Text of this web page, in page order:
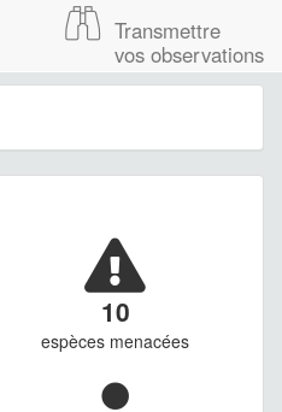
Transmettre
vos observations
10
espèces menacées